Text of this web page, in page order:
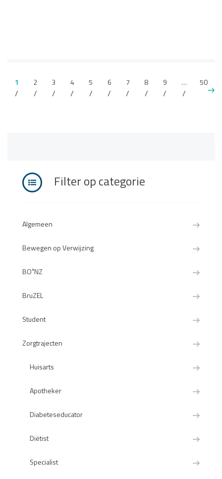
1 2 3 4 5 6 7 8 9 … 50
Filter op categorie
Algemeen
Bewegen op Verwijzing
BO³NZ
BruZEL
Student
Zorgtrajecten
Huisarts
Apotheker
Diabeteseducator
Diëtist
Specialist